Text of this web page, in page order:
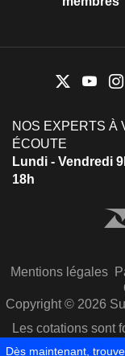
NOS EXPERTS À
ÉCOUTE
Lundi - Vendredi
18h
Mentions légales
Copyright © 2026
Les cotations sont
Dès maintenant,